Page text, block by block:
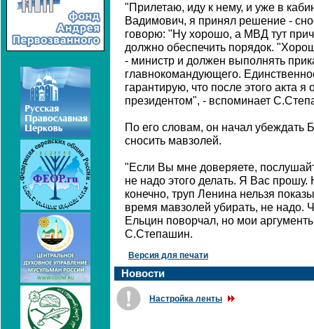
"Прилетаю, иду к нему, и уже в
Вадимович, я принял решение -
говорю: "Ну хорошо, а МВД тут
должно обеспечить порядок.
- министр и должен выполнять
главнокомандующего.
гарантирую, что после этого акта
президентом", - вспоминает
По его словам, он начал убеждать
сносить мавзолей.
"Если Вы мне доверяете,
не надо этого делать. Я Вас
конечно, труп Ленина нельзя
время мавзолей убирать, не надо.
Ельцин поворчал, но мои
С.Степашин.
Версия для печати
Новости
Настройка ленты